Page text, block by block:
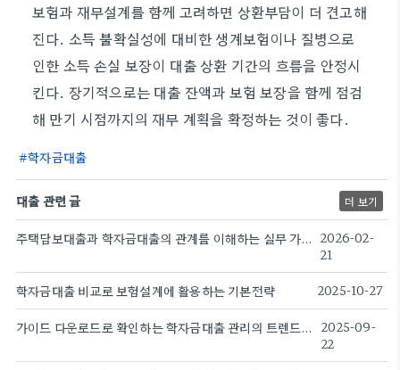
보험과 재무설계를 함께 고려하면 상환부담이 더 견고해
진다. 소득 불확실성에 대비한 생계보험이나 질병으로
인한 소득 손실 보장이 대출 상환 기간의 흐름을 안정시
킨다. 장기적으로는 대출 잔액과 보험 보장을 함께 점검
해 만기 시점까지의 재무 계획을 확정하는 것이 좋다.
학자금대출
대출 관련 글 더 보기
주택담보대출과 학자금대출의 관계를 이해하는 실무 가이드 2026-02-
21
학자금대출 비교로 보험설계에 활용하는 기본전략 2025-10-27
가이드 다운로드로 확인하는 학자금대출 관리의 트렌드와 전략
2025-09-
22